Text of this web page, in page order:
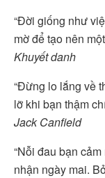
“Đời giống như
mờ để tạo nên
Khuyết danh
“Đừng lo lắng về
lỡ khi bạn thậm
Jack Canfield
“Nỗi đau bạn
nhận ngày mai.